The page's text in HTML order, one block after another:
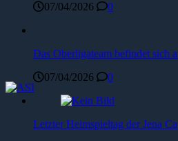
07/04/2026
0
Das Oberligateam befindet sich
07/04/2026
0
Letzter Heimspieltag der Jena